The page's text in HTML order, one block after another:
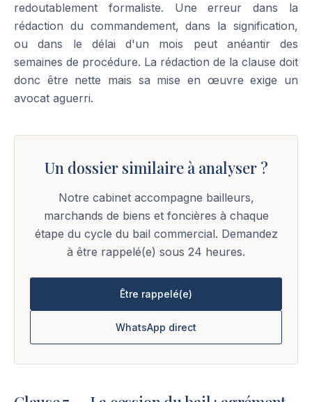
redoutablement formaliste. Une erreur dans la
rédaction du commandement, dans la signification,
ou dans le délai d'un mois peut anéantir des
semaines de procédure. La rédaction de la clause doit
donc être nette mais sa mise en œuvre exige un
avocat aguerri.
Un dossier similaire à analyser ?
Notre cabinet accompagne bailleurs,
marchands de biens et foncières à chaque
étape du cycle du bail commercial. Demandez
à être rappelé(e) sous 24 heures.
Être rappelé(e)
WhatsApp direct